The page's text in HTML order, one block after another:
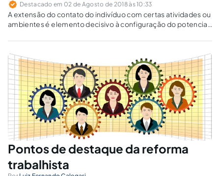
Destacado em 02 de Agosto de 2018 às 10:33
A extensão do contato do indivíduo com certas atividades ou
ambientes é elemento decisivo à configuração do potencial
Pontos de destaque da reforma
trabalhista